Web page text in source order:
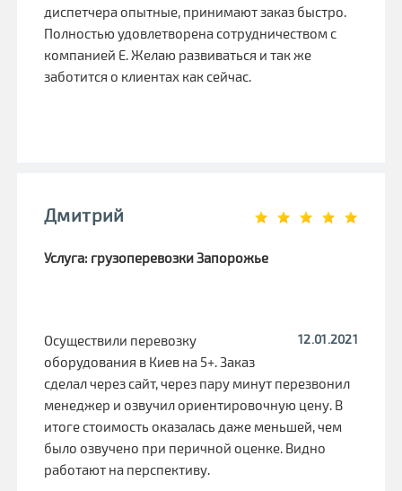
диспетчера опытные, принимают заказ быстро.
Полностью удовлетворена сотрудничеством с
компанией Е. Желаю развиваться и так же
заботится о клиентах как сейчас.
Дмитрий
Услуга: грузоперевозки Запорожье
12.01.2021
Осуществили перевозку
оборудования в Киев на 5+. Заказ
сделал через сайт, через пару минут перезвонил
менеджер и озвучил ориентировочную цену. В
итоге стоимость оказалась даже меньшей, чем
было озвучено при перичной оценке. Видно
работают на перспективу.